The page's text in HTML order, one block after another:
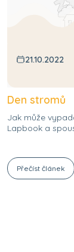
21.10.2022
Den stromů
Jak může
Lapbook a
Přečíst článek